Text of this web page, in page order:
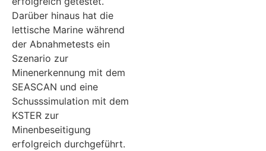
Darüber hinaus hat die
lettische Marine während
der Abnahmetests ein
Szenario zur
Minenerkennung mit dem
SEASCAN und eine
Schusssimulation mit dem
KSTER zur
Minenbeseitigung
erfolgreich durchgeführt.